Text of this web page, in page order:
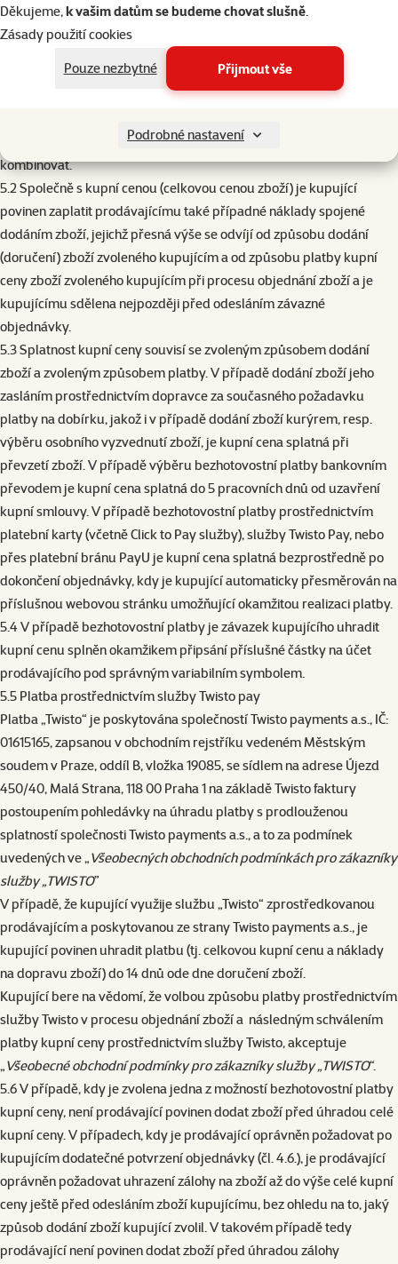
Děkujeme,k vašim datům se budeme chovat slušně.
Zásady použití cookies
Pouze nezbytné
Přijmout vše
Podrobné nastavení
5. Cena zboží a platební podmínky
5.1. Celkovou cenu zboží dle kupní smlouvy a případné náklady
spojené s dodáním zboží může kupující uhradit prodávajícímu
všemi způsoby, jež jsou uvedeny na webových stránkách
zboží poskytnuté prodávajícím kupujícímu nelze vzájemně
kombinovat.
5.2 Společně s kupní cenou (celkovou cenou zboží) je kupující
povinen zaplatit prodávajícímu také případné náklady spojené
dodáním zboží, jejichž přesná výše se odvíjí od způsobu dodání
(doručení) zboží zvoleného kupujícím a od způsobu platby kupní
ceny zboží zvoleného kupujícím při procesu objednání zboží a je
kupujícímu sdělena nejpozději před odesláním závazné
objednávky.
5.3 Splatnost kupní ceny souvisí se zvoleným způsobem dodání
zboží a zvoleným způsobem platby. V případě dodání zboží jeho
zasláním prostřednictvím dopravce za současného požadavku
platby na dobírku, jakož i v případě dodání zboží kurýrem, resp.
výběru osobního vyzvednutí zboží, je kupní cena splatná při
převzetí zboží. V případě výběru bezhotovostní platby bankovním
převodem je kupní cena splatná do 5 pracovních dnů od uzavření
kupní smlouvy. V případě bezhotovostní platby prostřednictvím
platební karty (včetně Click to Pay služby), služby Twisto Pay, nebo
přes platební bránu PayU je kupní cena splatná bezprostředně po
dokončení objednávky, kdy je kupující automaticky přesměrován na
příslušnou webovou stránku umožňující okamžitou realizaci platby.
5.4 V případě bezhotovostní platby je závazek kupujícího uhradit
kupní cenu splněn okamžikem připsání příslušné částky na účet
prodávajícího pod správným variabilním symbolem.
5.5 Platba prostřednictvím služby Twisto pay
Platba „Twisto“ je poskytována společností Twisto payments a.s., IČ:
01615165, zapsanou v obchodním rejstříku vedeném Městským
soudem v Praze, oddíl B, vložka 19085, se sídlem na adrese Újezd
450/40, Malá Strana, 118 00 Praha 1 na základě Twisto faktury
postoupením pohledávky na úhradu platby s prodlouženou
splatností společnosti Twisto payments a.s., a to za podmínek
uvedených ve „Všeobecných obchodních podmínkách pro zákazníky
služby „TWISTO”
V případě, že kupující využije službu „Twisto“ zprostředkovanou
prodávajícím a poskytovanou ze strany Twisto payments a.s., je
kupující povinen uhradit platbu (tj. celkovou kupní cenu a náklady
na dopravu zboží) do 14 dnů ode dne doručení zboží.
Kupující bere na vědomí, že volbou způsobu platby prostřednictvím
služby Twisto v procesu objednání zboží a následným schválením
platby kupní ceny prostřednictvím služby Twisto, akceptuje
„Všeobecné obchodní podmínky pro zákazníky služby „TWISTO“.
5.6 V případě, kdy je zvolena jedna z možností bezhotovostní platby
kupní ceny, není prodávající povinen dodat zboží před úhradou celé
kupní ceny. V případech, kdy je prodávající oprávněn požadovat po
kupujícím dodatečné potvrzení objednávky (čl. 4.6.), je prodávající
oprávněn požadovat uhrazení zálohy na zboží až do výše celé kupní
ceny ještě před odesláním zboží kupujícímu, bez ohledu na to, jaký
způsob dodání zboží kupující zvolil. V takovém případě tedy
prodávající není povinen dodat zboží před úhradou zálohy